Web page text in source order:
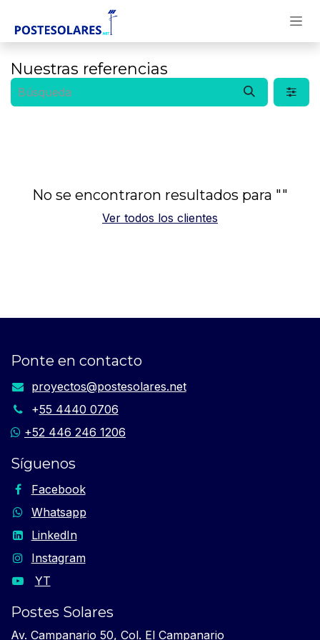
Nuestras referencias
No se encontraron resultados para ""
Ver todos los clientes
Ponte en contacto
proyectos​@postesolares.net​
+55 4440 0706
+52 446 246 1206
Síguenos
Facebook
Whatsapp
LinkedIn
Instagram
YT
Postes Solares
Av. Campanario 50, Col. El Campanario